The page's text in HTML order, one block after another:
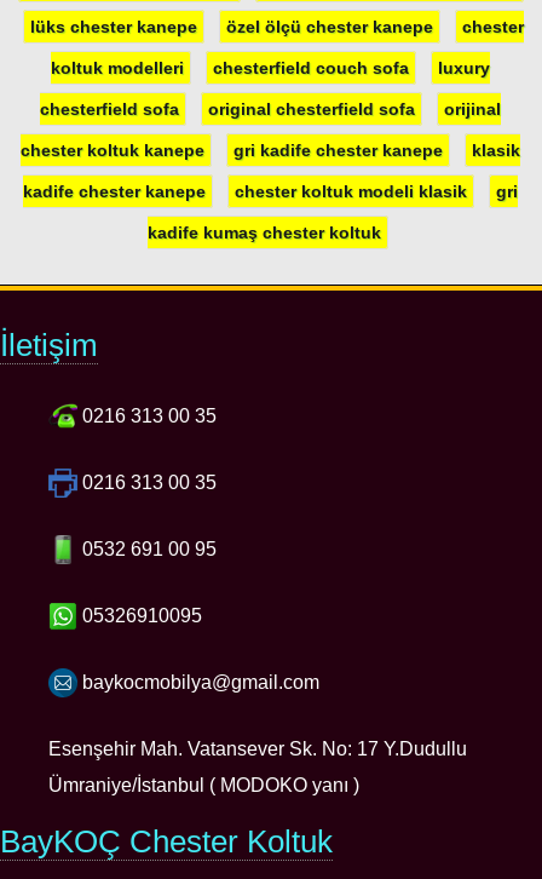
lüks chester kanepe özel ölçü chester kanepe chester
koltuk modelleri chesterfield couch sofa luxury
chesterfield sofa original chesterfield sofa orijinal
chester koltuk kanepe gri kadife chester kanepe klasik
kadife chester kanepe chester koltuk modeli klasik gri
kadife kumaş chester koltuk
İletişim
0216 313 00 35
0216 313 00 35
0532 691 00 95
05326910095
baykocmobilya@gmail.com
Esenşehir Mah. Vatansever Sk. No: 17 Y.Dudullu
Ümraniye/İstanbul ( MODOKO yanı )
BayKOÇ Chester Koltuk